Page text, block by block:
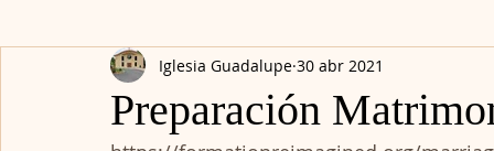
Preparación
Iglesia Guadalupe 30 abr 2021